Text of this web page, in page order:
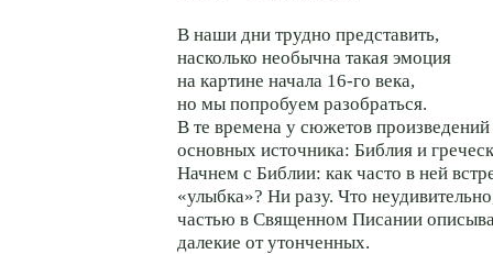
В наши дни трудно представить,
насколько необычна такая эмоция
на картине начала 16-го века,
но мы попробуем разобраться.
В те времена у сюжетов произведений
основных источника: Библия и
Начнем с Библии: как часто в ней
«улыбка»? Ни разу. Что
частью в Священном Писании
далекие от утонченных.